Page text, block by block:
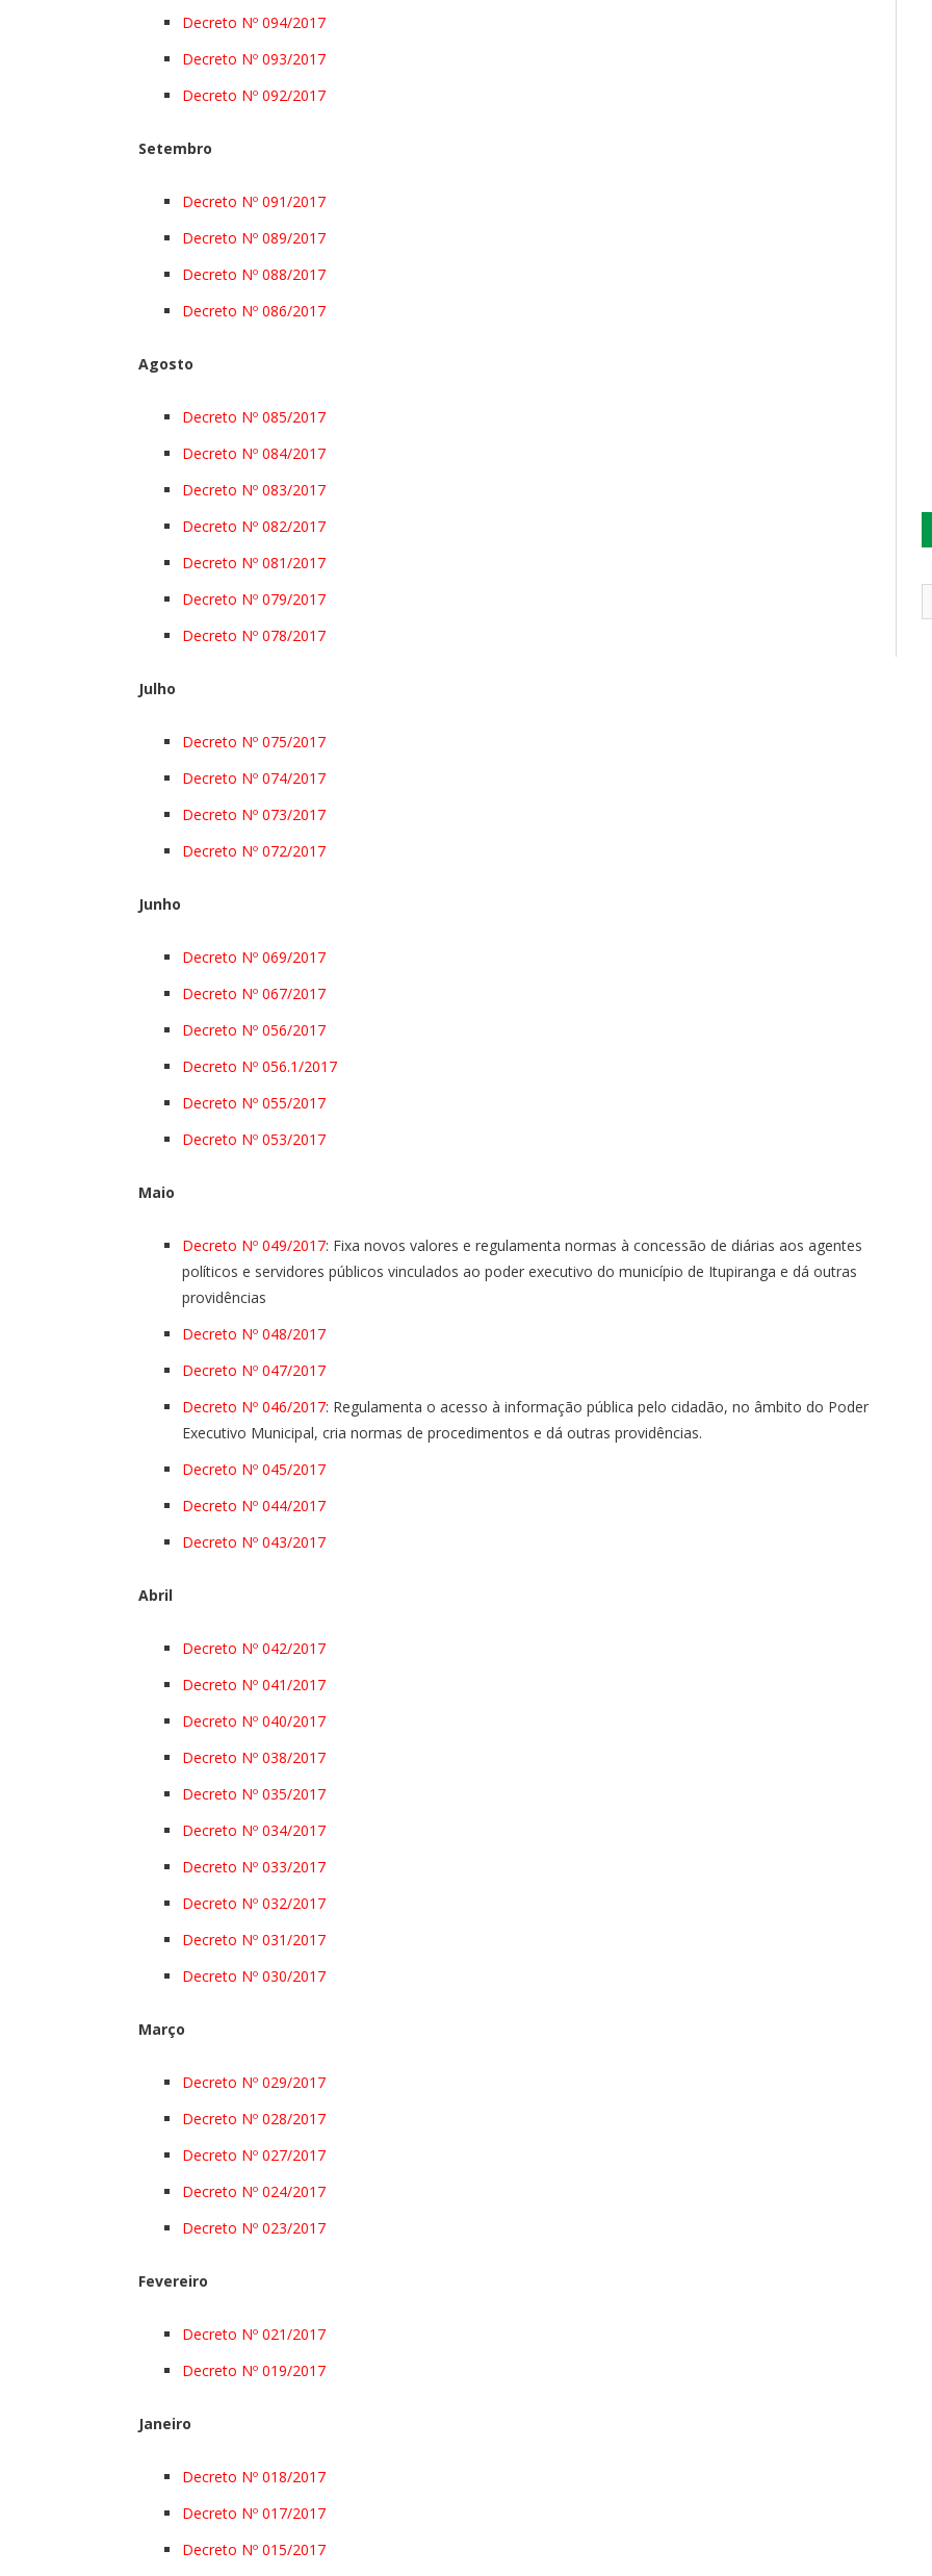
Decreto Nº 094/2017
Decreto Nº 093/2017
Decreto Nº 092/2017
Setembro
Decreto Nº 091/2017
Decreto Nº 089/2017
Decreto Nº 088/2017
Decreto Nº 086/2017
Agosto
Decreto Nº 085/2017
Decreto Nº 084/2017
Decreto Nº 083/2017
Decreto Nº 082/2017
Decreto Nº 081/2017
Decreto Nº 079/2017
Decreto Nº 078/2017
Julho
Decreto Nº 075/2017
Decreto Nº 074/2017
Decreto Nº 073/2017
Decreto Nº 072/2017
Junho
Decreto Nº 069/2017
Decreto Nº 067/2017
Decreto Nº 056/2017
Decreto Nº 056.1/2017
Decreto Nº 055/2017
Decreto Nº 053/2017
Maio
Decreto Nº 049/2017: Fixa novos valores e regulamenta normas à concessão de diárias aos agentes
políticos e servidores públicos vinculados ao poder executivo do município de Itupiranga e dá outras
providências
Decreto Nº 048/2017
Decreto Nº 047/2017
Decreto Nº 046/2017: Regulamenta o acesso à informação pública pelo cidadão, no âmbito do Poder
Executivo Municipal, cria normas de procedimentos e dá outras providências.
Decreto Nº 045/2017
Decreto Nº 044/2017
Decreto Nº 043/2017
Abril
Decreto Nº 042/2017
Decreto Nº 041/2017
Decreto Nº 040/2017
Decreto Nº 038/2017
Decreto Nº 035/2017
Decreto Nº 034/2017
Decreto Nº 033/2017
Decreto Nº 032/2017
Decreto Nº 031/2017
Decreto Nº 030/2017
Março
Decreto Nº 029/2017
Decreto Nº 028/2017
Decreto Nº 027/2017
Decreto Nº 024/2017
Decreto Nº 023/2017
Fevereiro
Decreto Nº 021/2017
Decreto Nº 019/2017
Janeiro
Decreto Nº 018/2017
Decreto Nº 017/2017
Decreto Nº 015/2017